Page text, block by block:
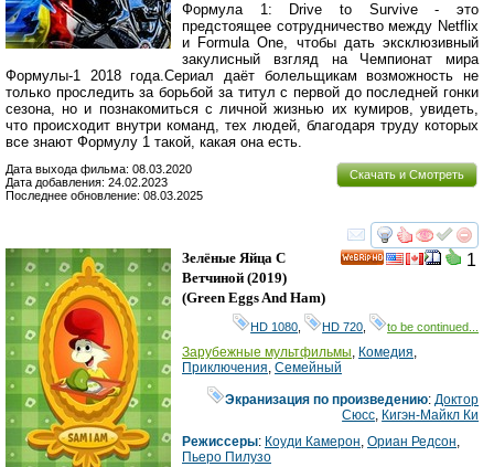
Формула 1: Drive to Survive - это
предстоящее сотрудничество между Netflix
и Formula One, чтобы дать эксклюзивный
закулисный взгляд на Чемпионат мира
Формулы-1 2018 года.Сериал даёт болельщикам возможность не
только проследить за борьбой за титул с первой до последней гонки
сезона, но и познакомиться с личной жизнью их кумиров, увидеть,
что происходит внутри команд, тех людей, благодаря труду которых
все знают Формулу 1 такой, какая она есть.
Скачать и Смотреть
Дата выхода фильма: 08.03.2020
Дата добавления: 24.02.2023
Последнее обновление: 08.03.2025
смотреть
1
Зелёные Яйца С
Ветчиной (2019)
(Green Eggs And Ham)
HD 1080 HD 720 to be continued...
Зарубежные мультфильмы, Комедия,
Приключения, Семейный
Экранизация по произведению:Доктор
Сюсс, Кигэн-Майкл Ки
Режиссеры: Коуди Камерон, Ориан Редсон,
Пьеро Пилузо